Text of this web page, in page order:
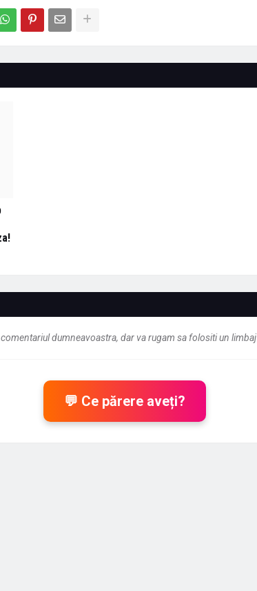
dumneavoastra, dar va rugam sa folositi un
💬 Ce părere aveți?